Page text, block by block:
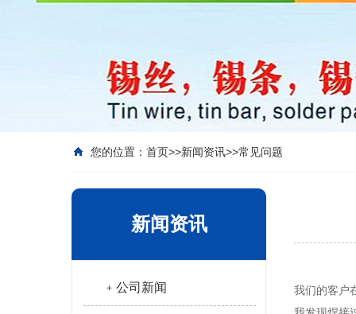
您的位置： 首页>>新闻资讯>>常见问题
新闻资讯
﹢公司新闻
我们的客户